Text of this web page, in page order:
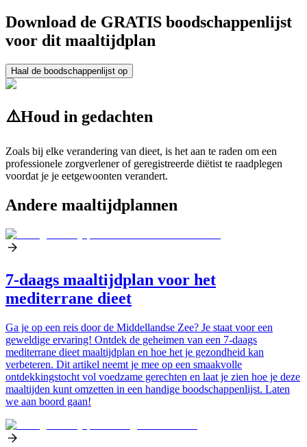
Download de GRATIS boodschappenlijst
voor dit maaltijdplan
Haal de boodschappenlijst op
⚠️Houd in gedachten
Zoals bij elke verandering van dieet, is het aan te raden om een
professionele zorgverlener of geregistreerde diëtist te raadplegen
voordat je je eetgewoonten verandert.
Andere maaltijdplannen
7-daags maaltijdplan voor het
mediterrane dieet
Ga je op een reis door de Middellandse Zee? Je staat voor een
geweldige ervaring! Ontdek de geheimen van een 7-daags
mediterrane dieet maaltijdplan en hoe het je gezondheid kan
verbeteren. Dit artikel neemt je mee op een smaakvolle
ontdekkingstocht vol voedzame gerechten en laat je zien hoe je deze
maaltijden kunt omzetten in een handige boodschappenlijst. Laten
we aan boord gaan!